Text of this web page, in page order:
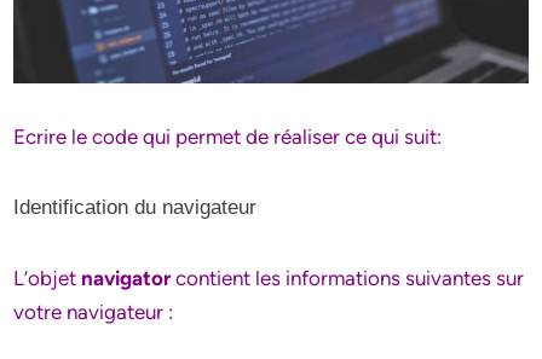
Ecrire le code qui permet de réaliser ce qui suit:
Identification du navigateur
L’objet navigatorcontient les informations suivantes sur
votre navigateur :